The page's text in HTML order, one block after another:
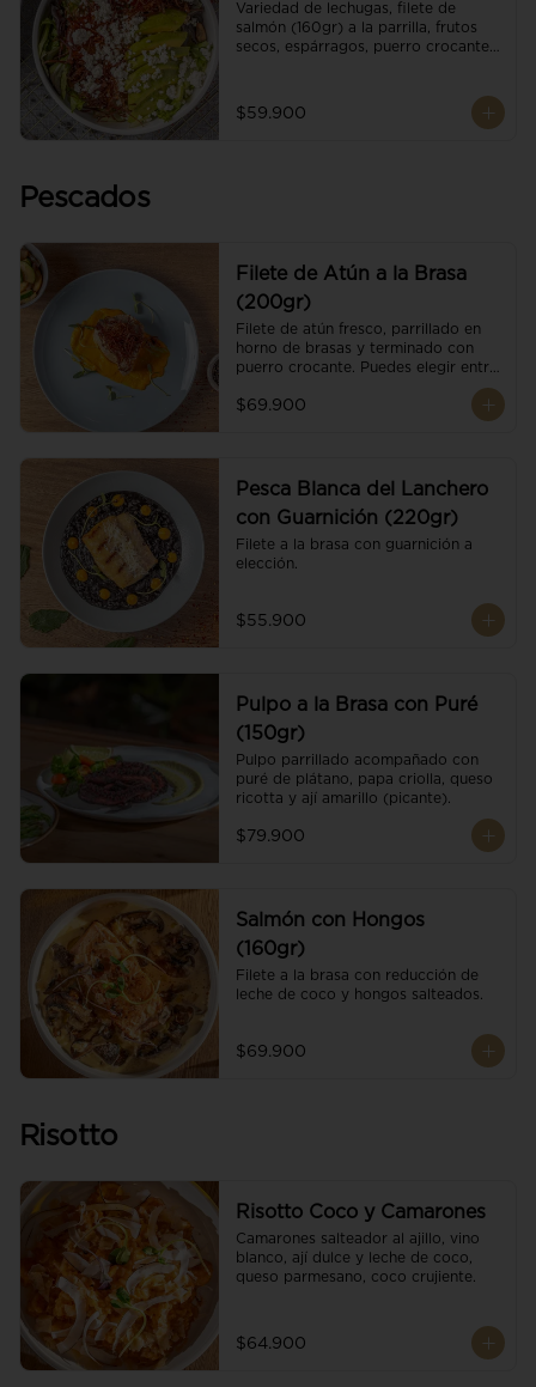
Variedad de lechugas, filete de
salmón (160gr) a la parrilla, frutos
secos, espárragos, puerro crocante,
$59.900
Pescados
Filete de Atún a la Brasa
(200gr)
Filete de atún fresco, parrillado en
horno de brasas y terminado con
puerro crocante. Puedes elegir entre
$69.900
Pesca Blanca del Lanchero
con Guarnición (220gr)
Filete a la brasa con guarnición a
elección.
$55.900
Pulpo a la Brasa con Puré
(150gr)
Pulpo parrillado acompañado con
puré de plátano, papa criolla, queso
ricotta y ají amarillo (picante).
$79.900
Salmón con Hongos
(160gr)
Filete a la brasa con reducción de
leche de coco y hongos salteados.
$69.900
Risotto
Risotto Coco y Camarones
Camarones salteador al ajillo, vino
blanco, ají dulce y leche de coco,
queso parmesano, coco crujiente.
$64.900